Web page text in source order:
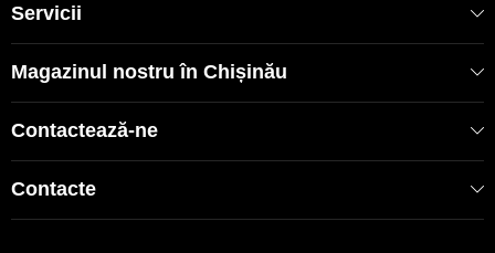
Servicii
Magazinul nostru în Chișinău
Contactează-ne
Contacte